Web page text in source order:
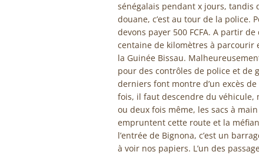
sénégalais pendant x jours, tandis
douane, c’est au tour de la police.
devons payer 500 FCFA. A partir
centaine de kilomètres à parcourir
la Guinée Bissau.
pour des contrôles de police et de
derniers font montre d’un excès
fois, il faut descendre du véhicule,
ou deux fois même, les sacs à
empruntent cette route et la
l’entrée de Bignona, c’est un
à voir nos papiers. L’un des